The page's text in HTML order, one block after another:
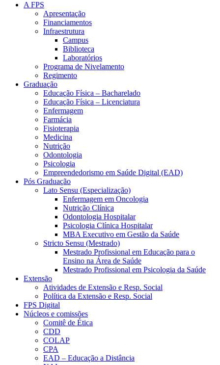
A FPS
Apresentação
Financiamentos
Infraestrutura
Campus
Biblioteca
Laboratórios
Programa de Nivelamento
Regimento
Graduação
Educação Física – Bacharelado
Educação Física – Licenciatura
Enfermagem
Farmácia
Fisioterapia
Medicina
Nutrição
Odontologia
Psicologia
Empreendedorismo em Saúde Digital (EAD)
Pós Graduação
Lato Sensu (Especialização)
Enfermagem em Oncologia
Nutrição Clínica
Odontologia Hospitalar
Psicologia Clínica Hospitalar
MBA Executivo em Gestão da Saúde
Stricto Sensu (Mestrado)
Mestrado Profissional em Educação para o
Ensino na Área de Saúde
Mestrado Profissional em Psicologia da Saúde
Extensão
Atividades de Extensão e Resp. Social
Política da Extensão e Resp. Social
FPS Digital
Núcleos e comissões
Comitê de Ética
CDD
COLAP
CPA
EAD – Educação a Distância